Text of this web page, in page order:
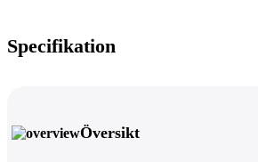
Specifikation
Översikt